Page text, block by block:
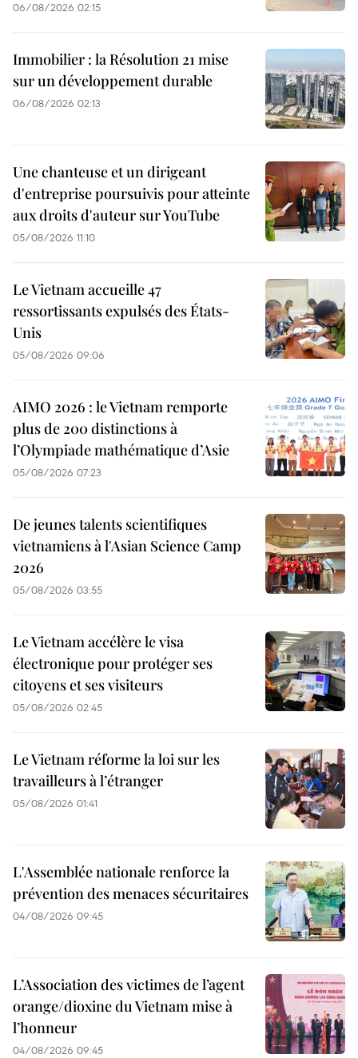
06/08/2026 02:15
Immobilier : la Résolution 21 mise
sur un développement durable
06/08/2026 02:13
Une chanteuse et un dirigeant
d'entreprise poursuivis pour atteinte
aux droits d'auteur sur YouTube
05/08/2026 11:10
Le Vietnam accueille 47
ressortissants expulsés des États-
Unis
05/08/2026 09:06
AIMO 2026 : le Vietnam remporte
plus de 200 distinctions à
l’Olympiade mathématique d’Asie
05/08/2026 07:23
De jeunes talents scientifiques
vietnamiens à l'Asian Science Camp
2026
05/08/2026 03:55
Le Vietnam accélère le visa
électronique pour protéger ses
citoyens et ses visiteurs
05/08/2026 02:45
Le Vietnam réforme la loi sur les
travailleurs à l’étranger
05/08/2026 01:41
L'Assemblée nationale renforce la
prévention des menaces sécuritaires
04/08/2026 09:45
L’Association des victimes de l’agent
orange/dioxine du Vietnam mise à
l’honneur
04/08/2026 09:45